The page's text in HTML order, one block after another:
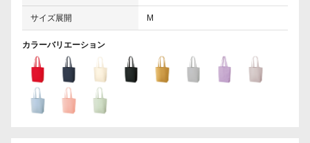
サイズ展開 M
カラーバリエーション